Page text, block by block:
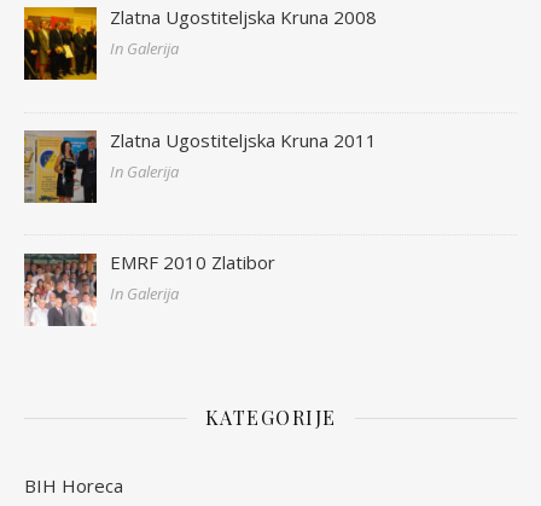
Zlatna Ugostiteljska Kruna 2008
In Galerija
Zlatna Ugostiteljska Kruna 2011
In Galerija
EMRF 2010 Zlatibor
In Galerija
KATEGORIJE
BIH Horeca